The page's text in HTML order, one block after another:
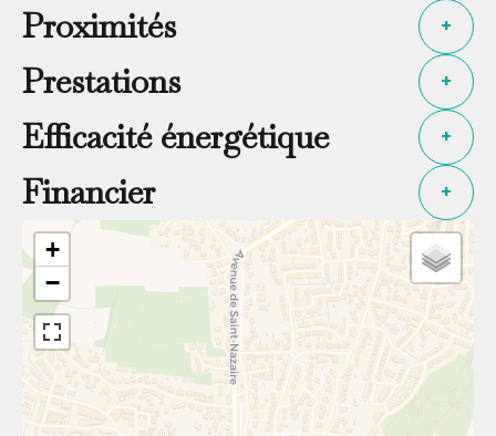
Proximités +
Prestations +
Efficacité énergétique +
Financier +
+
−